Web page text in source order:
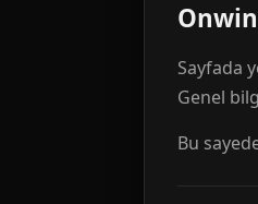
Sayfada
Genel
Bu